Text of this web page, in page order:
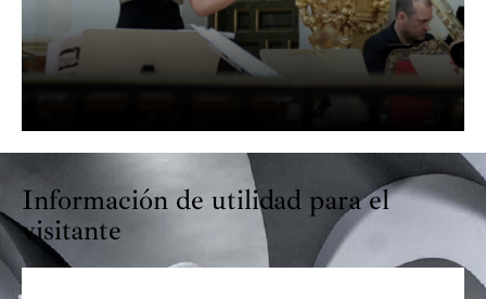
Información de utilidad para el
visitante